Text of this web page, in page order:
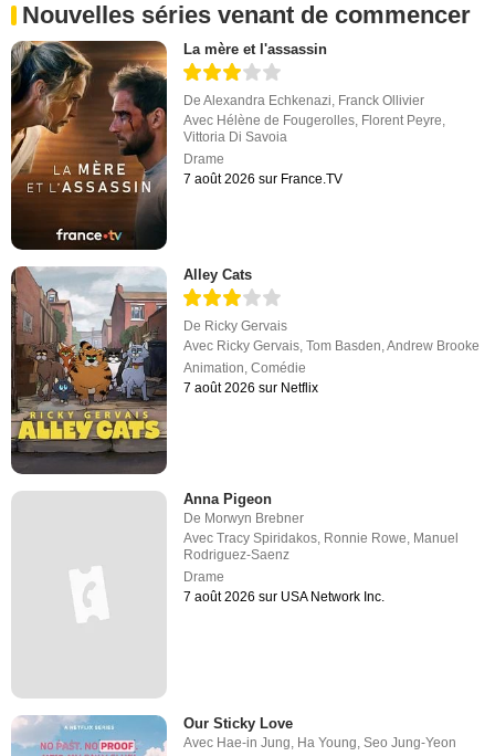
Nouvelles séries venant de commencer
La mère et l'assassin
DeAlexandra Echkenazi, Franck Ollivier
Avec Hélène de Fougerolles, Florent Peyre,
Vittoria Di Savoia
Drame
7 août 2026 sur France.TV
Alley Cats
De Ricky Gervais
Avec Ricky Gervais ,Tom Basden ,Andrew Brooke
Animation ,Comédie
7 août 2026 sur Netflix
Anna Pigeon
De Morwyn Brebner
AvecTracy Spiridakos, Ronnie Rowe, Manuel
Rodriguez-Saenz
Drame
7 août 2026 sur USA Network Inc.
Our Sticky Love
Avec Hae-in Jung, Ha Young,Seo Jung-Yeon